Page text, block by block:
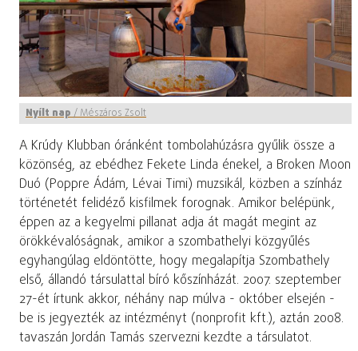
Nyílt nap/Mészáros Zsolt
A Krúdy Klubban óránként tombolahúzásra gyűlik össze a
közönség, az ebédhez Fekete Linda énekel, a Broken Moon
Duó (Poppre Ádám, Lévai Timi) muzsikál, közben a színház
történetét felidéző kisfilmek forognak. Amikor belépünk,
éppen az a kegyelmi pillanat adja át magát megint az
örökkévalóságnak, amikor a szombathelyi közgyűlés
egyhangúlag eldöntötte, hogy megalapítja Szombathely
első, állandó társulattal bíró kőszínházát. 2007. szeptember
27-ét írtunk akkor, néhány nap múlva - október elsején -
be is jegyezték az intézményt (nonprofit kft.), aztán 2008.
tavaszán Jordán Tamás szervezni kezdte a társulatot.